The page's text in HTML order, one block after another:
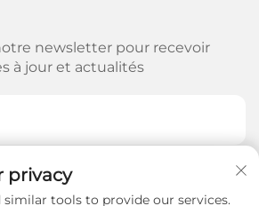
newsletter pour recevoir
à jour et actualités
VOUS MAINTENANT
privacy
similar tools to provide our services.